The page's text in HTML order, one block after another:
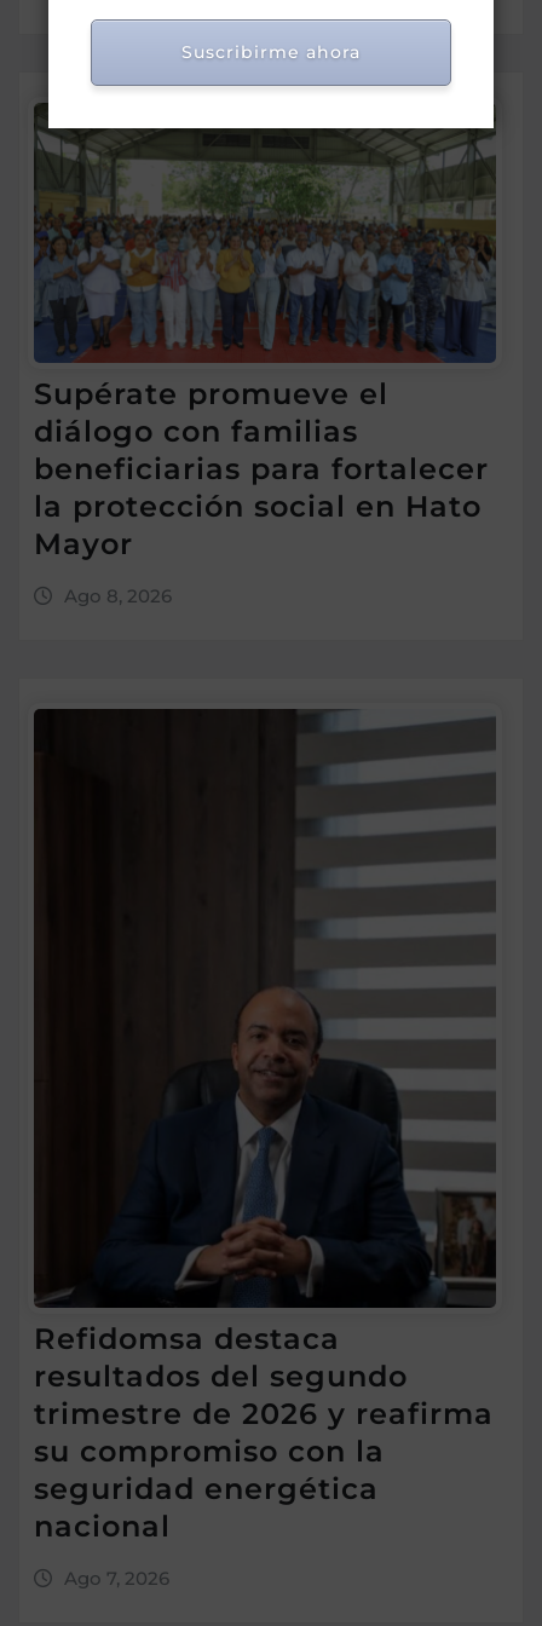
Supérate promueve el
diálogo con familias
beneficiarias para fortalecer
la protección social en Hato
Mayor
Ago 8, 2026
Refidomsa destaca
resultados del segundo
trimestre de 2026 y reafirma
su compromiso con la
seguridad energética
nacional
Ago 7, 2026
Suscribirme ahora